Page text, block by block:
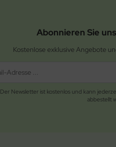
Abonnieren Sie
Kostenlose exklusive Angebote
Der Newsletter ist kostenlos und kann
abbestellt